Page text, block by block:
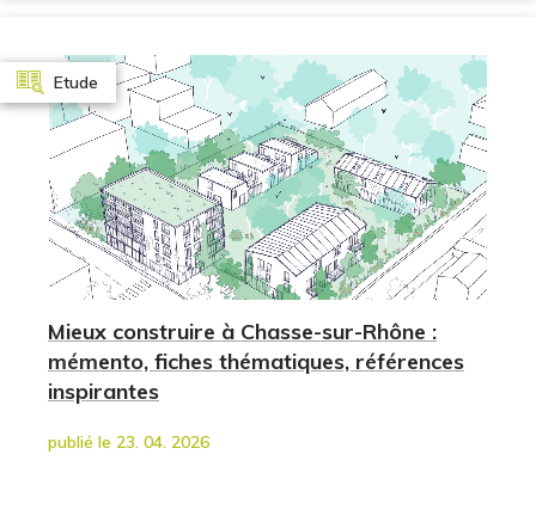
Etude
Mieux construire à Chasse-sur-Rhône :
mémento, fiches thématiques, références
inspirantes
publié le 23. 04. 2026